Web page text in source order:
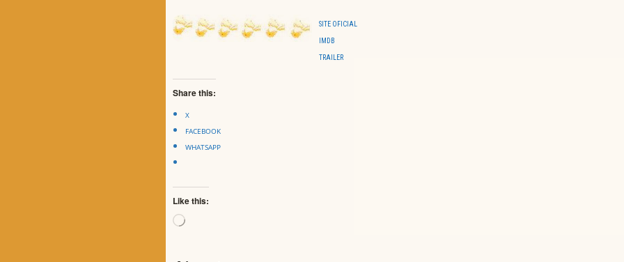
SITE OFICIAL
IMDB
TRAILER
Share this:
X
FACEBOOK
WHATSAPP
Like this:
Loading…